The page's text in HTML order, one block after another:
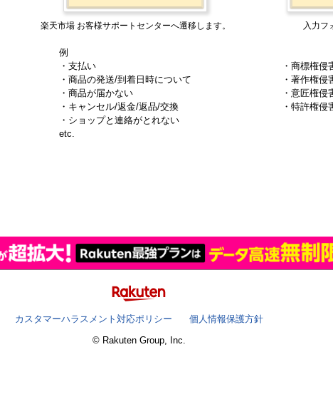
楽天市場 お客様サポートセンターへ遷移します。
例
・支払い
・商品の発送/到着日時について
・商品が届かない
・キャンセル/返金/返品/交換
・ショップと連絡がとれない
etc.
入力フ
・商標権侵
・著作権侵
・意匠権侵
・特許権侵
カスタマーハラスメント対応ポリシー
個人情報保護方針
© Rakuten Group, Inc.